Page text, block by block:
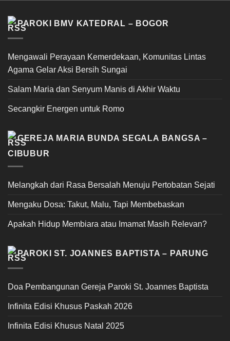
PAROKI BMV KATEDRAL – BOGOR
Mengawali Perayaan Kemerdekaan, Komunitas Lintas
Agama Gelar Aksi Bersih Sungai
Salam Maria dan Senyum Manis di Akhir Waktu
Secangkir Energen untuk Romo
GEREJA MARIA BUNDA SEGALA BANGSA –
CIBUBUR
Melangkah dari Rasa Bersalah Menuju Pertobatan Sejati
Mengaku Dosa: Takut, Malu, Tapi Membebaskan
Apakah Hidup Membiara atau Imamat Masih Relevan?
PAROKI ST. JOANNES BAPTISTA – PARUNG
Doa Pembangunan Gereja Paroki St. Joannes Baptista
Infinita Edisi Khusus Paskah 2026
Infinita Edisi Khusus Natal 2025